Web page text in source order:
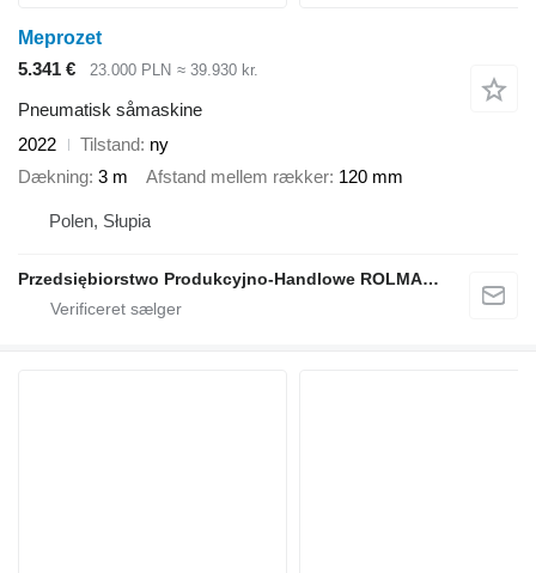
Meprozet
5.341 €
23.000 PLN ≈ 39.930 kr.
Pneumatisk såmaskine
2022
Tilstand ny
Dækning 3 m Afstand mellem rækker 120 mm
Polen, Słupia
Przedsiębiorstwo Produkcyjno-Handlowe ROLMAPOL Marcin Dziekan